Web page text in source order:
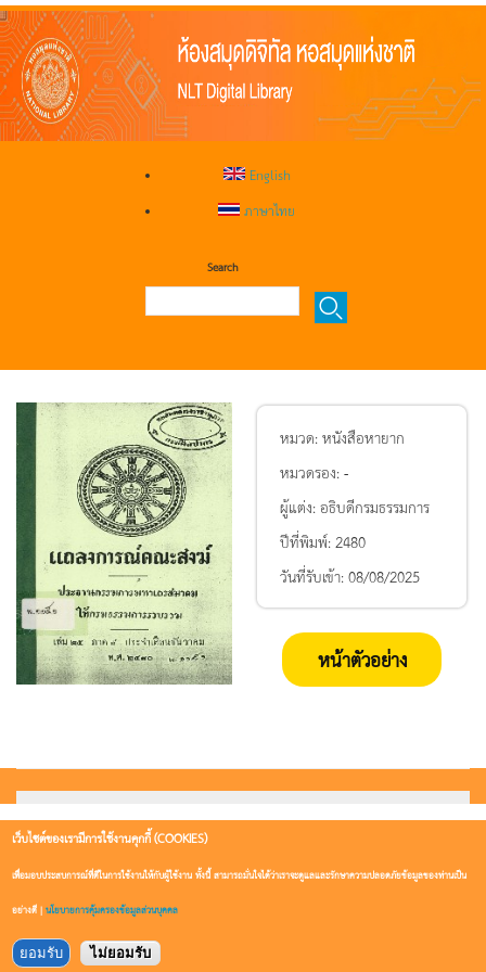
English
ภาษาไทย
Search
หมวด:หนังสือหายาก
หมวดรอง:-
ผู้แต่ง:อธิบดีกรมธรรมการ
ปีที่พิมพ์:2480
วันที่รับเข้า:08/08/2025
หน้าตัวอย่าง
เว็บไซต์ของเรามีการใช้งานคุกกี้ (COOKIES)
เพื่อมอบประสบการณ์ที่ดีในการใช้งานให้กับผู้ใช้งาน ทั้งนี้ สามารถมั่นใจได้ว่าเราจะดูแลและรักษาความปลอดภัยข้อมูลของท่านเป็น
อย่างดี |นโยบายการคุ้มครองข้อมูลส่วนบุคคล
ยอมรับ ไม่ยอมรับ